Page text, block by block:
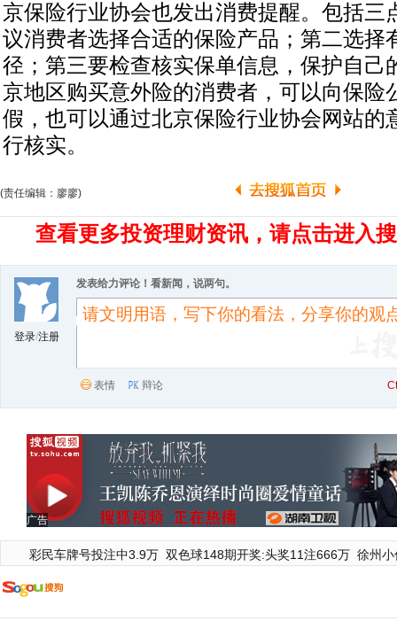
京保险行业协会也发出消费提醒。包括三
议消费者选择合适的保险产品；第二选择
径；第三要检查核实保单信息，保护自己
京地区购买意外险的消费者，可以向保险
假，也可以通过北京保险行业协会网站的
行核实。
(责任编辑：廖廖)
查看更多投资理财资讯，请点击进入
登录/注册
发表给力评论！看新闻，说两句。
表情 辩论
广告
彩民车牌号投注中3.9万 双色球148期开奖:头奖11注666万 徐州